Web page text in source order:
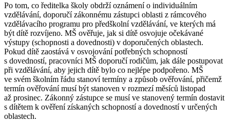
Po tom, co ředitelka školy obdrží oznámení o individuálním
vzdělávání, doporučí zákonnému zástupci oblasti z rámcového
vzdělávacího programu pro předškolní vzdělávání, ve kterých má
být dítě rozvíjeno. MŠ ověřuje, jak si dítě osvojuje očekávané
výstupy (schopnosti a dovednosti) v doporučených oblastech.
Pokud dítě zaostává v osvojování potřebných schopností
s dovedností, pracovníci MŠ doporučí rodičům, jak dále postupovat
při vzdělávání, aby jejich dítě bylo co nejlépe podpořeno. MŠ
ve svém školním řádu stanoví termíny a způsob ověřování, přičemž
termín ověřování musí být stanoven v rozmezí měsíců listopad
až prosinec. Zákonný zástupce se musí ve stanovený termín dostavit
s dítětem k ověření získaných schopností a dovedností v určených
oblastech.